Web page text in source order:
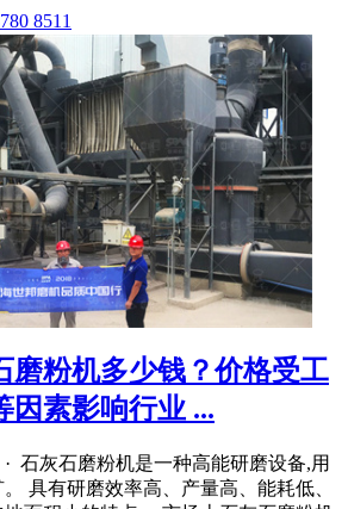
8511
磨粉机多少钱？价格受工
因素影响行业 ...
· 石灰石磨粉机是一种高能研磨设备,用
具有研磨效率高、产量高、能耗低、